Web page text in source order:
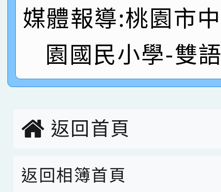
名
倩參加桃園市科展 國
名 指導老師王老師、
賀！本校四年二班張O
園市英語競賽國小朗
指導老師林老師
賀！本校參加桃園市中
賽 劉文瑛教師榮獲教
賀！本校參與2026世
市賽榮獲科學小創客佳
創客第三名。
媒體報導:桃園市
園國民小學-雙
返回首頁
返回相簿首頁